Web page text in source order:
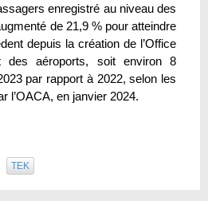
enregistré au niveau des
de 21,9 % pour atteindre
depuis la création de l’Office
des aéroports, soit environ 8
par rapport à 2022, selon les
l’OACA, en janvier 2024.
TEK